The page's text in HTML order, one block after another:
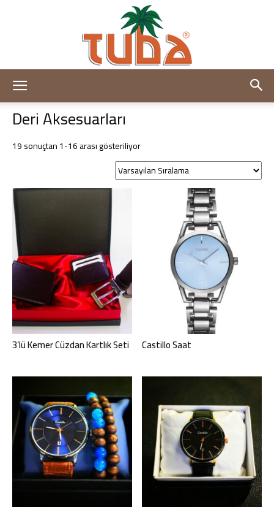
Deri
Cüzdan
Deri Aksesuarları
19 sonuçtan 1-16 arası gösteriliyor
3’lü Kemer Cüzdan Kartlık Seti Castillo Saat